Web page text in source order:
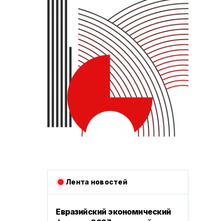
Лента новостей
Евразийский экономический